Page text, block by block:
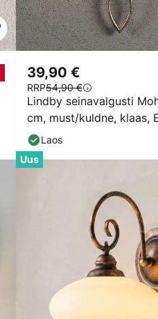
Lindby seinavalgusti
cm, must/kuldne, klaas,
39,90 €
RRP54,90 €
Laos
Uus